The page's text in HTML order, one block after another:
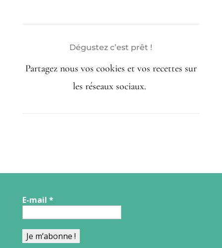
Dégustez c’est prêt !
Partagez nous vos cookies et vos recettes sur
les réseaux sociaux.
E-mail *